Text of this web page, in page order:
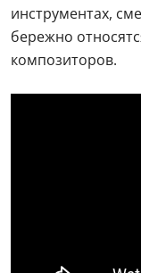
инструментах,
бережно
композиторов.